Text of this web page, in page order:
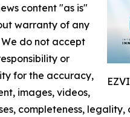
content "as is"
warranty of any
We do not accept
or
for the accuracy,
images, videos,
completeness,